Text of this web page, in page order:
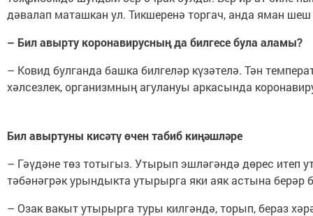
дәвалап маташкан ул. Тикшеренә торгач, анда яман
– Билавырту коронавирусныңда билгесебула аламы?
– Ковид булганда башка билгеләр күзәтелә. Тән
хәлсезлек, организмның агулануы аркасында
Билавыртуны кисәтүөчентабиб киңәшләре
– Гәүдәне төз тотыгыз. Утырып эшләгәндә дөрес итеп
тәбәнәгрәк урындыкта утырырга яки аяк астына
– Озак вакыт утырырга туры килгәндә, торып, бераз